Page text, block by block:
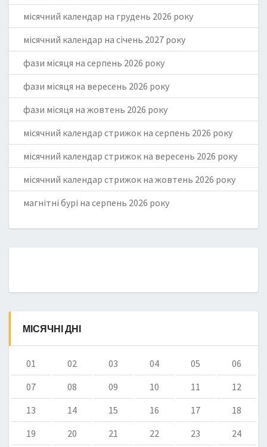
місячний календар на грудень 2026 року
місячний календар на січень 2027 року
фази місяця на серпень 2026 року
фази місяця на вересень 2026 року
фази місяця на жовтень 2026 року
місячний календар стрижок на серпень 2026 року
місячний календар стрижок на вересень 2026 року
місячний календар стрижок на жовтень 2026 року
магнітні бурі на серпень 2026 року
МІСЯЧНІ ДНІ
01 02 03 04 05
06
07
08 09 10 11
12
13
14 15 16 17
18
19
20 21 22 23
24